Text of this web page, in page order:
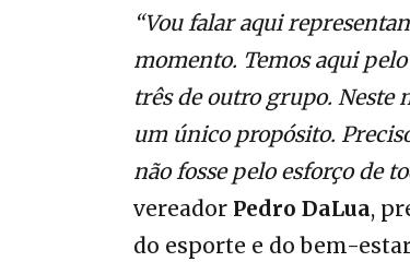
“Vou falar aqui
momento. Temos aqui
três de outro grupo. Neste
um único propósito.
não fosse pelo esforço de
vereador Pedro DaLua,
do esporte e do bem-